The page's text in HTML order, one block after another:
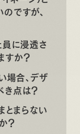
ですが、
に浸透さ
すか？
合、デザ
き点は？
まらない
？